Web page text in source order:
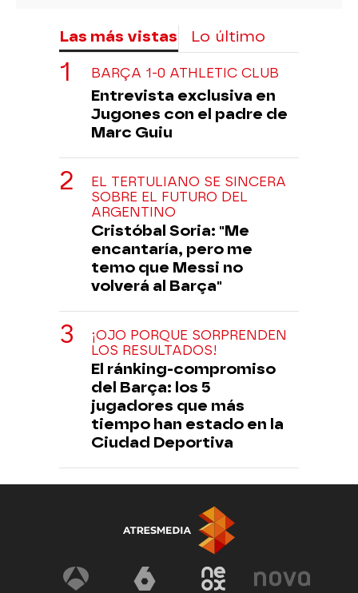
Las más vistas Lo último
BARÇA 1-0 ATHLETIC CLUB
Entrevista exclusiva en
Jugones con el padre de
Marc Guiu
EL TERTULIANO SE SINCERA
SOBRE EL FUTURO DEL
ARGENTINO
Cristóbal Soria: "Me
encantaría, pero me
temo que Messi no
volverá al Barça"
¡OJO PORQUE SORPRENDEN
LOS RESULTADOS!
El ránking-compromiso
del Barça: los 5
jugadores que más
tiempo han estado en la
Ciudad Deportiva